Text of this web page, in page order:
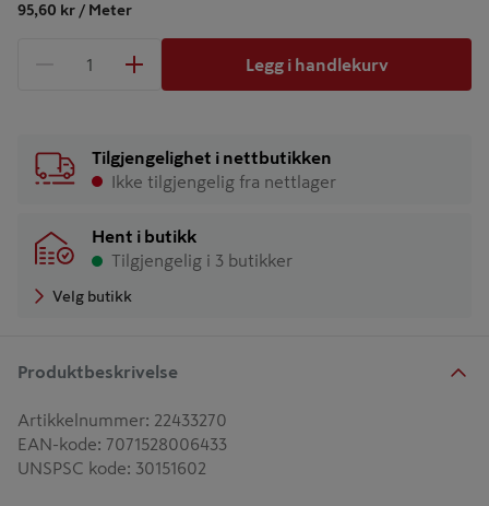
95,60 kr / Meter
1 produkter
Legg i handlekurv
Tilgjengelighet i nettbutikken
Ikke tilgjengelig fra nettlager
Hent i butikk
Tilgjengelig i 3 butikker
Velg butikk
Produktbeskrivelse
Artikkelnummer: 22433270
EAN-kode: 7071528006433
UNSPSC kode: 30151602